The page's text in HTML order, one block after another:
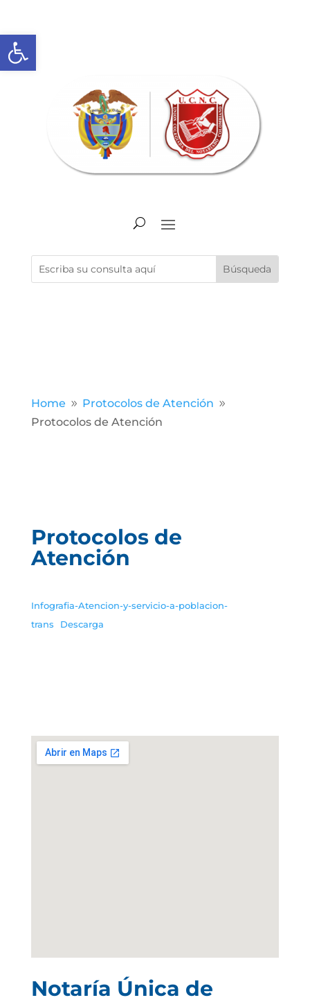
Abrir barra de herramientas
Home 9 Protocolos de Atención 9
Protocolos de Atención
Protocolos de
Atención
Infografia-Atencion-y-servicio-a-poblacion-
trans
Descarga
Notaría Única de